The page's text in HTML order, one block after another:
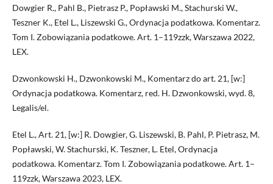
Dowgier R., Pahl B., Pietrasz P., Popławski M., Stachurski W.,
Teszner K., Etel L., Liszewski G., Ordynacja podatkowa. Komentarz.
Tom I. Zobowiązania podatkowe. Art. 1–119zzk, Warszawa 2022,
LEX.
Dzwonkowski H., Dzwonkowski M., Komentarz do art. 21, [w:]
Ordynacja podatkowa. Komentarz, red. H. Dzwonkowski, wyd. 8,
Legalis/el.
Etel L., Art. 21, [w:] R. Dowgier, G. Liszewski, B. Pahl, P. Pietrasz, M.
Popławski, W. Stachurski, K. Teszner, L. Etel, Ordynacja
podatkowa. Komentarz. Tom I. Zobowiązania podatkowe. Art. 1–
119zzk, Warszawa 2023, LEX.